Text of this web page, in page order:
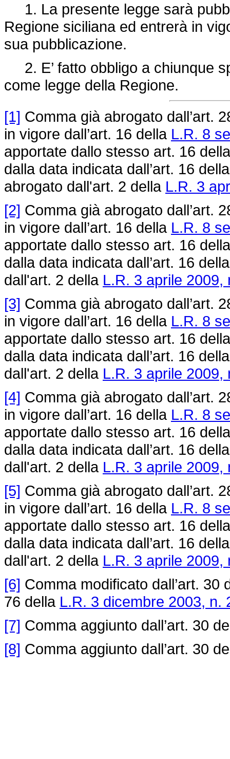
1. La presente legge sarà
Regione siciliana ed entrerà in
sua pubblicazione.
2. E’ fatto obbligo a chiunque
come legge della Regione.
[1] Comma già abrogato dall’art.
in vigore dall’art. 16 della L.R. 8
apportate dallo stesso art. 16
dalla data indicata dall’art. 16
abrogato dall'art. 2 della L.R. 3
[2] Comma già abrogato dall’art.
in vigore dall’art. 16 della L.R. 8
apportate dallo stesso art. 16
dalla data indicata dall’art. 16
dall'art. 2 della L.R. 3 aprile 2009,
[3] Comma già abrogato dall’art.
in vigore dall’art. 16 della L.R. 8
apportate dallo stesso art. 16
dalla data indicata dall’art. 16
dall'art. 2 della L.R. 3 aprile 2009,
[4] Comma già abrogato dall’art.
in vigore dall’art. 16 della L.R. 8
apportate dallo stesso art. 16
dalla data indicata dall’art. 16
dall'art. 2 della L.R. 3 aprile 2009,
[5] Comma già abrogato dall’art.
in vigore dall’art. 16 della L.R. 8
apportate dallo stesso art. 16
dalla data indicata dall’art. 16
dall'art. 2 della L.R. 3 aprile 2009,
[6] Comma modificato dall’art. 30
76 della L.R. 3 dicembre 2003, n.
[7] Comma aggiunto dall’art. 30
[8] Comma aggiunto dall’art. 30